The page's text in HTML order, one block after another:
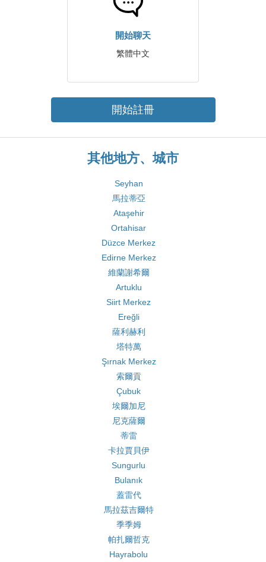
開始聊天
繁體中文
開始註冊
其他地方、城市
Seyhan
馬拉蒂亞
Ataşehir
Ortahisar
Düzce Merkez
Edirne Merkez
維蘭謝希爾
Artuklu
Siirt Merkez
Ereğli
薩利赫利
塔特萬
Şırnak Merkez
索爾貢
Çubuk
埃爾加尼
尼克薩爾
蒂雷
卡拉賈貝伊
Sungurlu
Bulanık
蓋雷代
馬拉茲吉爾特
季季姆
帕扎爾哲克
Hayrabolu